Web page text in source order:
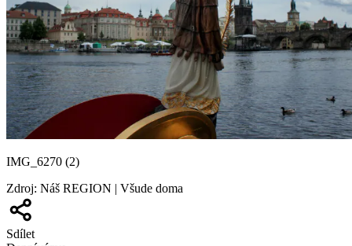
IMG_6270 (2)
Zdroj: Náš REGION | Všude doma
Sdílet